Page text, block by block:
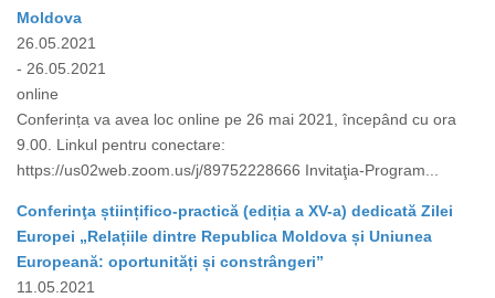
Moldova
26.05.2021
- 26.05.2021
online
Conferința va avea loc online pe 26 mai 2021, începând cu ora
9.00. Linkul pentru conectare:
https://us02web.zoom.us/j/89752228666 Invitaţia-Program...
Conferinţa științifico-practică (ediția a XV-a) dedicată Zilei
Europei „Relațiile dintre Republica Moldova și Uniunea
Europeană: oportunități și constrângeri”
11.05.2021